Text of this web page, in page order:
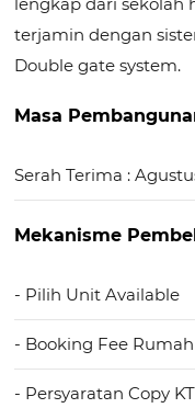
terjamin dengan
Double gate system.
Masa
Serah Terima :
Mekanisme
- Pilih Unit Available
- Booking Fee
- Persyaratan Copy